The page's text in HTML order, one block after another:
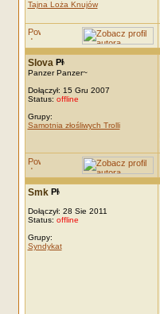
Tajna Loża Knujów
Slova
Panzer Panzer~
Dołączył: 15 Gru 2007
Status: offline
Grupy:
Samotnia złośliwych Trolli
Smk
Dołączył: 28 Sie 2011
Status: offline
Grupy:
Syndykat